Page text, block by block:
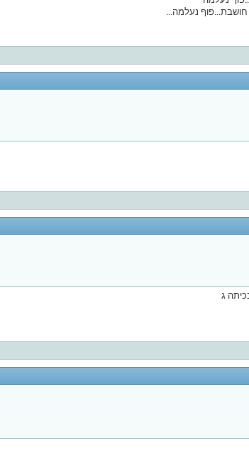
חושבת...פוף נעלמה...
ג